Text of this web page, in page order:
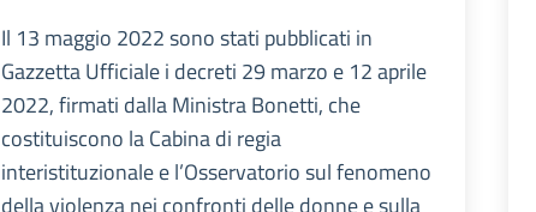
Il 13 maggio 2022 sono stati pubblicati in
Gazzetta Ufficiale i decreti 29 marzo e 12 aprile
2022, firmati dalla Ministra Bonetti, che
costituiscono la Cabina di regia
interistituzionale e l’Osservatorio sul fenomeno